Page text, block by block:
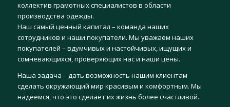
коллектив грамотных специалистов в области
производства одежды.
Наш самый ценный капитал – команда наших
сотрудников и наши покупатели. Мы уважаем наших
покупателей – вдумчивых и настойчивых, ищущих и
сомневающихся, проверяющих нас и наши цены.
Наша задача – дать возможность нашим клиентам
сделать окружающий мир красивым и комфортным. Мы
надеемся, что это сделает их жизнь более счастливой.